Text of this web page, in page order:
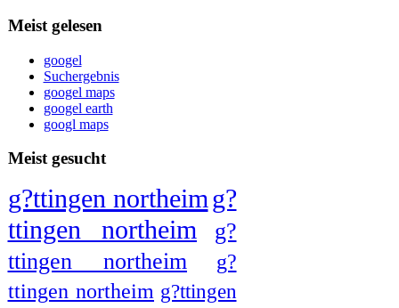
Meist gelesen
googel
Suchergebnis
googel maps
googel earth
googl maps
Meist gesucht
g?ttingen northeimg?
ttingen northeim
g?
ttingen northeim
g?
ttingen northeim g?ttingen